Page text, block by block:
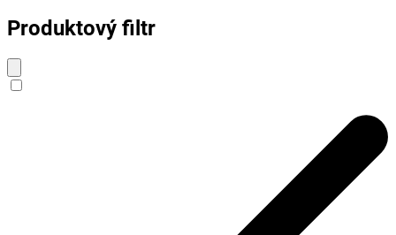
Produktový filtr